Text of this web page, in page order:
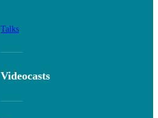
Talks
Videocasts